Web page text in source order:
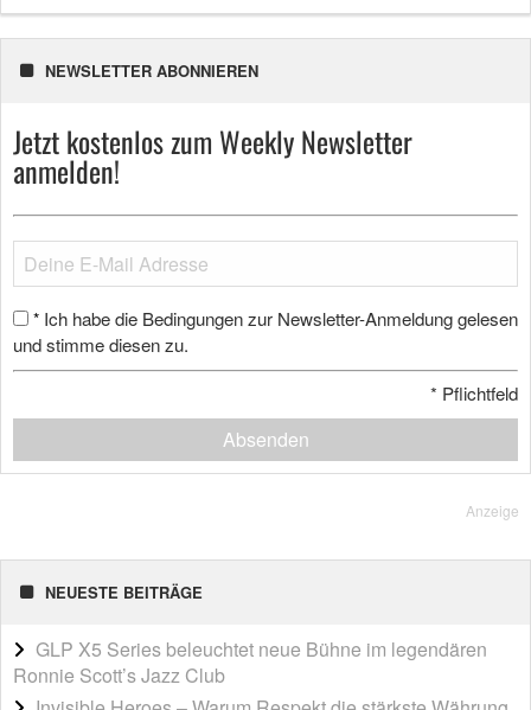
NEWSLETTER ABONNIEREN
Jetzt kostenlos zum Weekly Newsletter
anmelden!
* Ich habe die Bedingungen zur Newsletter-Anmeldung gelesen
und stimme diesen zu.
* Pflichtfeld
Absenden
Anzeige
NEUESTE BEITRÄGE
GLP X5 Series beleuchtet neue Bühne im legendären
Ronnie Scott’s Jazz Club